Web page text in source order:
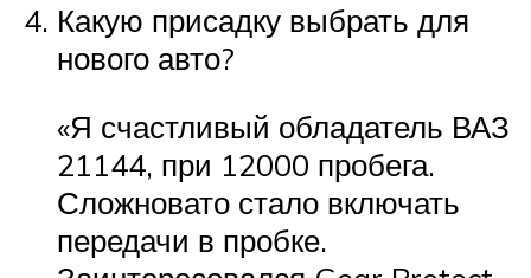
Какую присадку выбрать для
нового авто?
«Я счастливый обладатель ВАЗ
21144, при 12000 пробега.
Сложновато стало включать
передачи в пробке.